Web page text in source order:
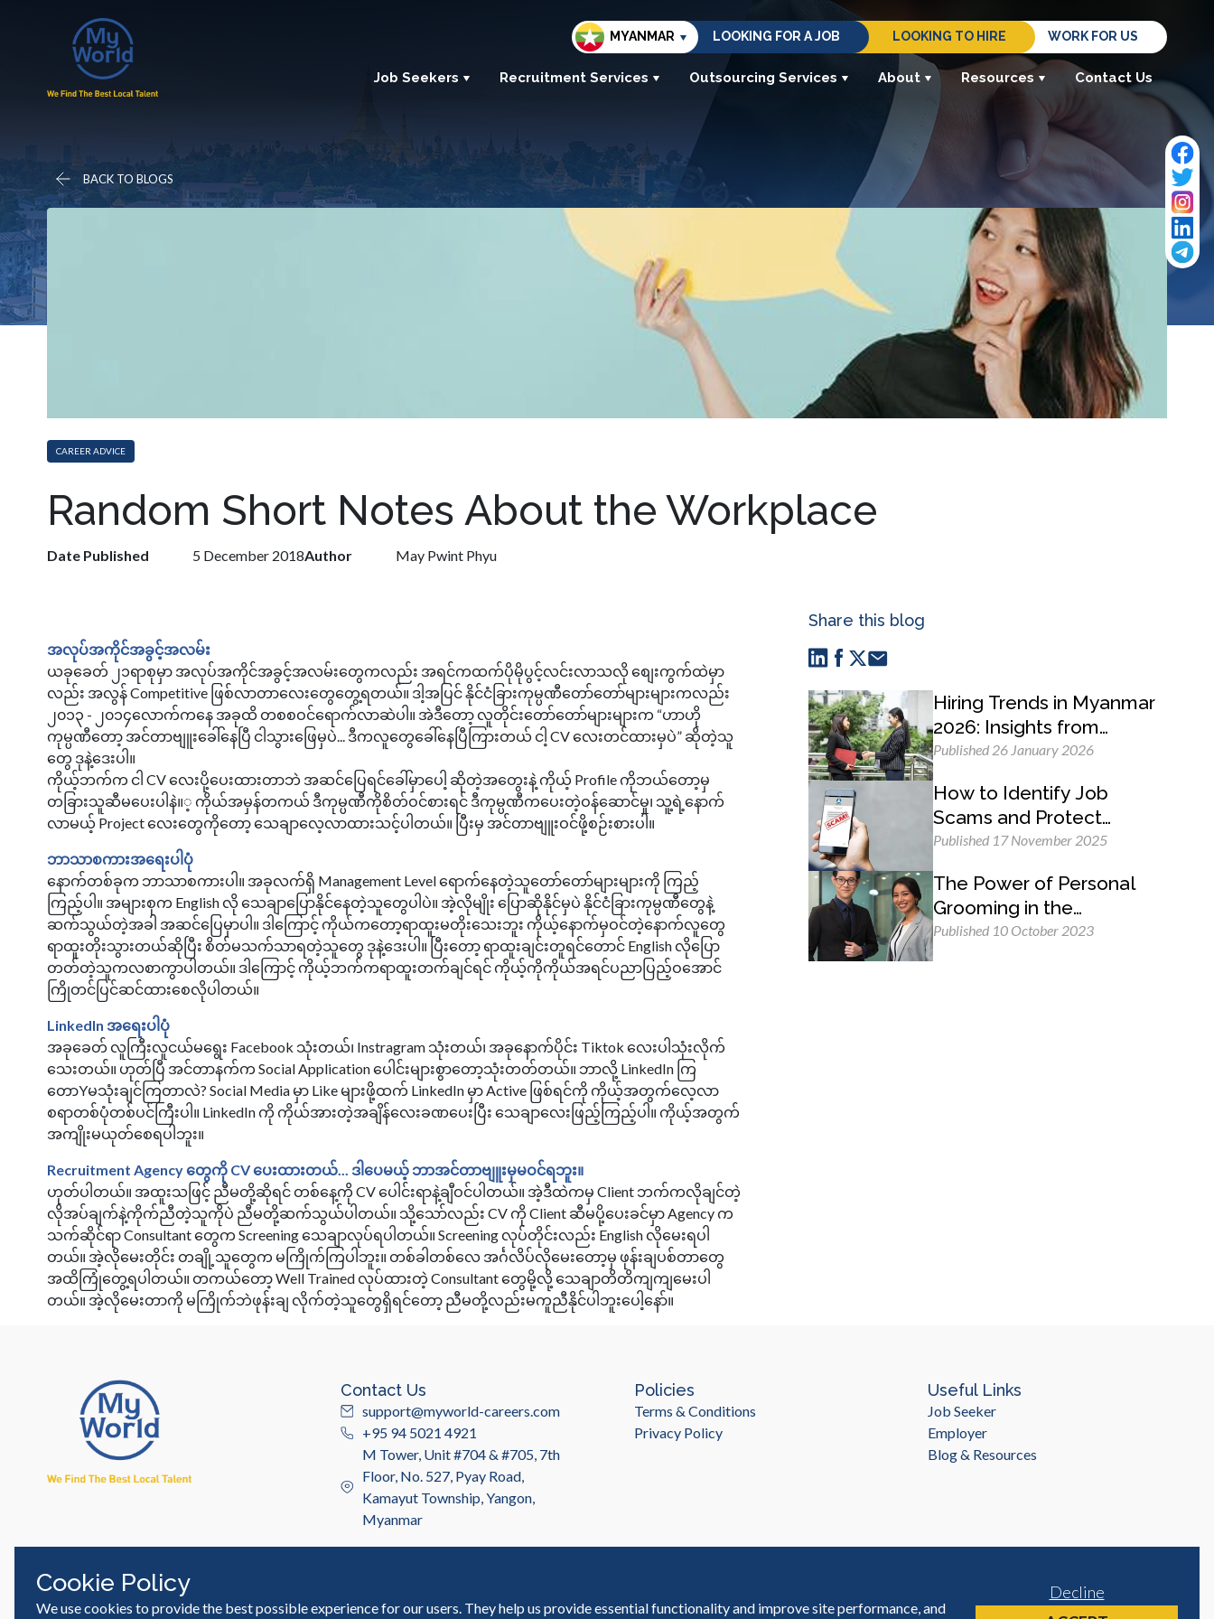
MYANMAR LOOKING FOR A JOB LOOKING TO HIRE WORK FOR US
Job Seekers Recruitment Services Outsourcing Services About Resources Contact Us
BACK TO BLOGS
CAREER ADVICE
Random Short Notes About the Workplace
Date Published 5 December 2018Author May Pwint Phyu
အလုပ်အကိုင်အခွင့်အလမ်း
ယခုခေတ် ၂၁ရာစုမှာ အလုပ်အကိုင်အခွင့်အလမ်းတွေကလည်း အရင်ကထက်ပိုမိုပွင့်လင်းလာသလို စျေးကွက်ထဲမှာ
လည်း အလွန် Competitive ဖြစ်လာတာလေးတွေတွေ့ရတယ်။ ဒါ့အပြင် နိုင်ငံခြားကုမ္ပဏီတော်တော်များများကလည်း
၂၀၁၃ - ၂၀၁၄လောက်ကနေ အခုထိ တစစဝင်ရောက်လာဆဲပါ။ အဲဒီတော့ လူတိုင်းတော်တော်များများက “ဟာဟို
ကုမ္ပဏီတော့ အင်တာဗျူးခေါ်နေပြီ ငါသွားဖြေမှပဲ... ဒီကလူတွေခေါ်နေပြီကြားတယ် ငါ့ CV လေးတင်ထားမှပဲ” ဆိုတဲ့သူ
တွေ ဒုနဲ့ဒေးပါ။
ကိုယ့်ဘက်က ငါ CV လေးပို့ပေးထားတာဘဲ အဆင်ပြေရင်ခေါ်မှာပေါ့ ဆိုတဲ့အတွေးနဲ့ ကိုယ့် Profile ကိုဘယ်တော့မှ
တခြားသူဆီမပေးပါနဲ။့ ကိုယ်အမှန်တကယ် ဒီကုမ္ပဏီကိုစိတ်ဝင်စားရင် ဒီကုမ္ပဏီကပေးတဲ့ဝန်ဆောင်မှု၊ သူ့ရဲ့နောက်
လာမယ့် Project လေးတွေကိုတော့ သေချာလေ့လာထားသင့်ပါတယ်။ ပြီးမှ အင်တာဗျူးဝင်ဖို့စဉ်းစားပါ။
ဘာသာစကားအရေးပါပုံ
နောက်တစ်ခုက ဘာသာစကားပါ။ အခုလက်ရှိ Management Level ရောက်နေတဲ့သူတော်တော်များများကို ကြည့်
ကြည့်ပါ။ အများစုက English လို သေချာပြောနိုင်နေတဲ့သူတွေပါပဲ။ အဲ့လိုမျိုး ပြောဆိုနိုင်မှပဲ နိုင်ငံခြားကုမ္ပဏီတွေနဲ့
ဆက်သွယ်တဲ့အခါ အဆင်ပြေမှာပါ။ ဒါကြောင့် ကိုယ်ကတော့ရာထူးမတိုးသေးဘူး ကိုယ့်နောက်မှဝင်တဲ့နောက်လူတွေ
ရာထူးတိုးသွားတယ်ဆိုပြီး စိတ်မသက်သာရတဲ့သူတွေ ဒုနဲ့ဒေးပါ။ ပြီးတော့ ရာထူးချင်းတူရင်တောင် English လိုပြော
တတ်တဲ့သူကလစာကွာပါတယ်။ ဒါကြောင့် ကိုယ့်ဘက်ကရာထူးတက်ချင်ရင် ကိုယ့်ကိုကိုယ်အရင်ပညာပြည့်ဝအောင်
ကြိုတင်ပြင်ဆင်ထားစေလိုပါတယ်။
LinkedIn အရေးပါပုံ
အခုခေတ် လူကြီးလူငယ်မရွေး Facebook သုံးတယ်၊ Instragram သုံးတယ်၊ အခုနောက်ပိုင်း Tiktok လေးပါသုံးလိုက်
သေးတယ်။ ဟုတ်ပြီ အင်တာနက်က Social Application ပေါင်းများစွာတော့သုံးတတ်တယ်။ ဘာလို့ LinkedIn ကြ
တောYမသုံးချင်ကြတာလဲ? Social Media မှာ Like များဖို့ထက် LinkedIn မှာ Active ဖြစ်ရင်ကို ကိုယ့်အတွက်လေ့လာ
စရာတစ်ပုံတစ်ပင်ကြီးပါ။ LinkedIn ကို ကိုယ်အားတဲ့အချိန်လေးခဏပေးပြီး သေချာလေးဖြည့်ကြည့်ပါ။ ကိုယ့်အတွက်
အကျိုးမယုတ်စေရပါဘူး။
Recruitment Agency တွေကို CV ပေးထားတယ်... ဒါပေမယ့် ဘာအင်တာဗျူးမှမဝင်ရဘူး။
ဟုတ်ပါတယ်။ အထူးသဖြင့် ညီမတို့ဆိုရင် တစ်နေ့ကို CV ပေါင်းရာနဲ့ချီဝင်ပါတယ်။ အဲ့ဒီထဲကမှ Client ဘက်ကလိုချင်တဲ့
လိုအပ်ချက်နဲ့ကိုက်ညီတဲ့သူကိုပဲ ညီမတို့ဆက်သွယ်ပါတယ်။ သို့သော်လည်း CV ကို Client ဆီမပို့ပေးခင်မှာ Agency က
သက်ဆိုင်ရာ Consultant တွေက Screening သေချာလုပ်ရပါတယ်။ Screening လုပ်တိုင်းလည်း English လိုမေးရပါ
တယ်။ အဲ့လိုမေးတိုင်း တချို့သူတွေက မကြိုက်ကြပါဘူး။ တစ်ခါတစ်လေ အင်္ဂလိပ်လိုမေးတော့မှ ဖုန်းချပစ်တာတွေ
အထိကြုံတွေ့ရပါတယ်။ တကယ်တော့ Well Trained လုပ်ထားတဲ့ Consultant တွေမို့လို့ သေချာတိတိကျကျမေးပါ
တယ်။ အဲ့လိုမေးတာကို မကြိုက်ဘဲဖုန်းချ လိုက်တဲ့သူတွေရှိရင်တော့ ညီမတို့လည်းမကူညီနိုင်ပါဘူးပေါ့နော်။
Share this blog
Hiring Trends in Myanmar
2026: Insights from
MyWorld Careers
Published 26 January 2026
How to Identify Job
Scams and Protect
Yourself
Published 17 November 2025
The Power of Personal
Grooming in the
Professional Workplace
Published 10 October 2023
Contact Us
support@myworld-careers.com
+95 94 5021 4921
M Tower, Unit #704 & #705, 7th
Floor, No. 527, Pyay Road,
Kamayut Township, Yangon,
Myanmar
Policies
Terms & Conditions
Privacy Policy
Useful Links
Job Seeker
Employer
Blog & Resources
© MyWorld Careers Myanmar | All rights reserved Site by
Cookie Policy
We use cookies to provide the best possible experience for our users. They help us provide essential functionality and improve site performance, and
Decline